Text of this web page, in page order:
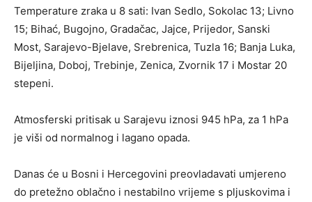
Temperature zraka u 8 sati: Ivan Sedlo, Sokolac 13; Livno
15; Bihać, Bugojno, Gradačac, Jajce, Prijedor, Sanski
Most, Sarajevo-Bjelave, Srebrenica, Tuzla 16; Banja Luka,
Bijeljina, Doboj, Trebinje, Zenica, Zvornik 17 i Mostar 20
stepeni.
Atmosferski pritisak u Sarajevu iznosi 945 hPa, za 1 hPa
je viši od normalnog i lagano opada.
Danas će u Bosni i Hercegovini preovladavati umjereno
do pretežno oblačno i nestabilno vrijeme s pljuskovima i